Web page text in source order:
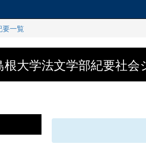
要一覧
大学法文学部紀要社会